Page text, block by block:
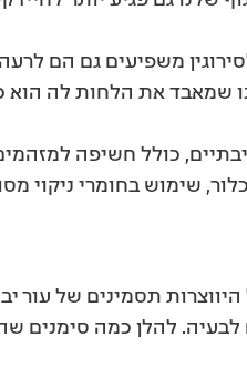
משפיעים גם הם
את הלחות לה הוא
כולל חשיפה
שימוש בחומרי ניקוי
תסמינים של עור
לבעיה. להלן כמה סימנים